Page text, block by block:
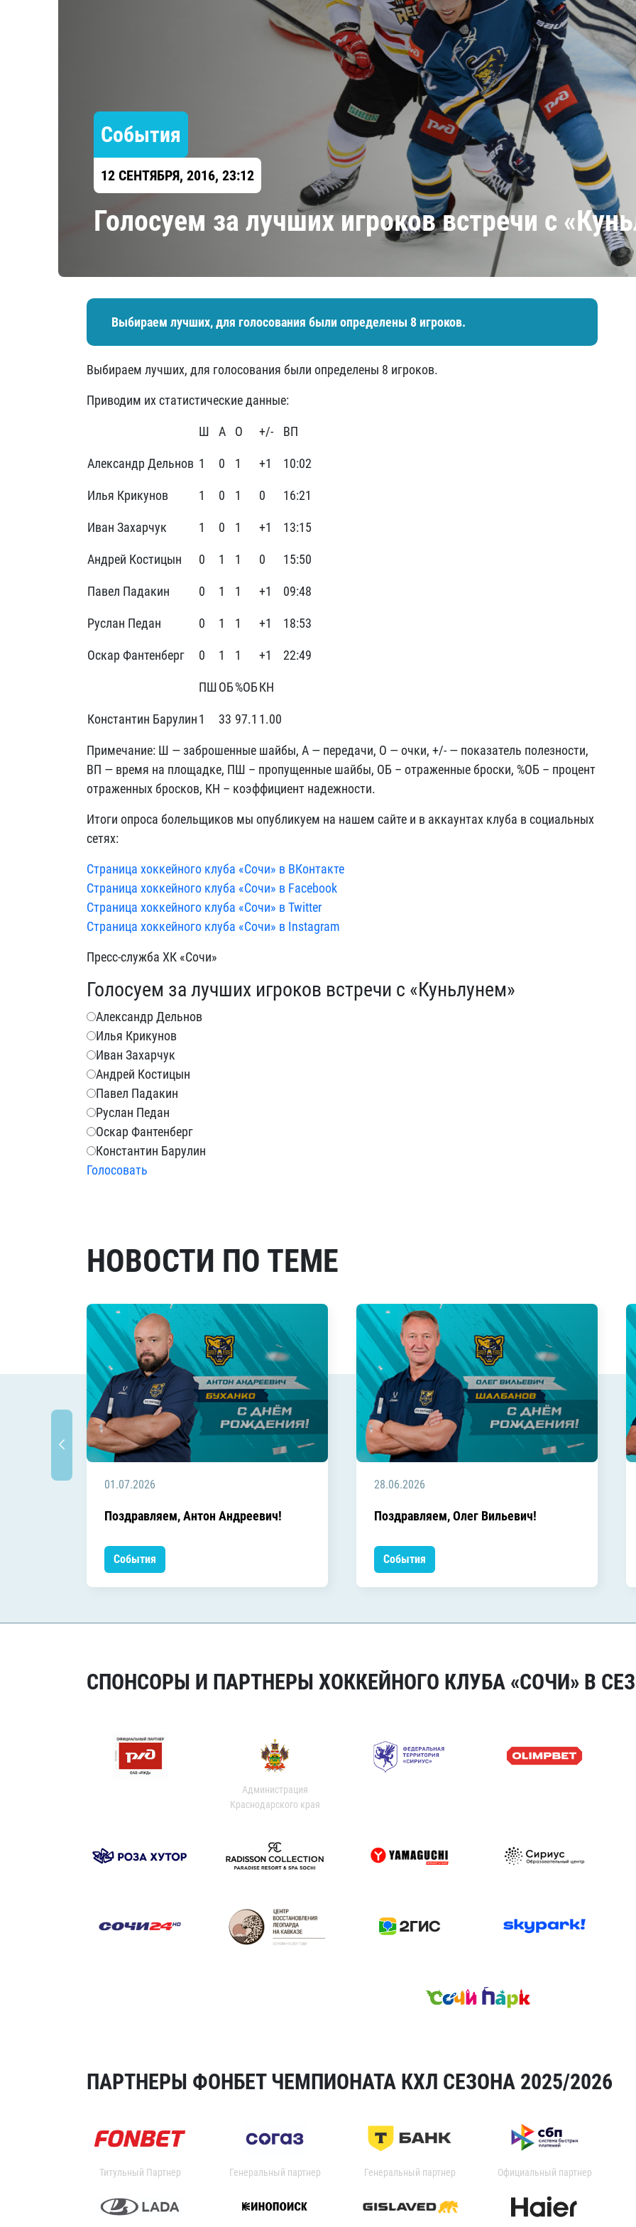
Амур
Барыс
Салават Юлаев
Сибирь
События
12 СЕНТЯБРЯ, 2016, 23:12
Голосуем за лучших игроков встречи с
Выбираем лучших, для голосования были определены 8 игроков.
Выбираем лучших, для голосования были определены 8 игроков.
Приводим их статистические данные:
Ш А О +/- ВП
Александр Дельнов 1 0 1 +1 10:02
Илья Крикунов 1 0 1 0 16:21
Иван Захарчук 1 0 1 +1 13:15
Андрей Костицын 0 1 1 0 15:50
Павел Падакин 0 1 1 +1 09:48
Руслан Педан 0 1 1 +1 18:53
Оскар Фантенберг 0 1 1 +1 22:49
ПШОБ%ОБКН
Константин Барулин1 33 97.1 1.00
Примечание: Ш — заброшенные шайбы, А — передачи, О — очки, +/- — показатель полезности,
ВП — время на площадке, ПШ – пропущенные шайбы, ОБ – отраженные броски, %ОБ – процент
отраженных бросков, КН – коэффициент надежности.
Итоги опроса болельщиков мы опубликуем на нашем сайте и в аккаунтах клуба в социальных
сетях:
Страница хоккейного клуба «Сочи» в ВКонтакте
Страница хоккейного клуба «Сочи» в Facebook
Страница хоккейного клуба «Сочи» в Twitter
Страница хоккейного клуба «Сочи» в Instagram
Пресс-служба ХК «Сочи»
Голосуем за лучших игроков встречи с «Куньлунем»
Александр Дельнов
Илья Крикунов
Иван Захарчук
Андрей Костицын
Павел Падакин
Руслан Педан
Оскар Фантенберг
Константин Барулин
Голосовать
НОВОСТИ ПО ТЕМЕ
01.07.2026
Поздравляем, Антон Андреевич!
События
28.06.2026
Поздравляем, Олег Вильевич!
События
СПОНСОРЫ И ПАРТНЕРЫ ХОККЕЙНОГО КЛУБА «СОЧИ» В
Администрация
Краснодарского края
ПАРТНЕРЫ ФОНБЕТ ЧЕМПИОНАТА КХЛ СЕЗОНА 2025/2026
Титульный Партнер Генеральный партнер Генеральный партнер Официальный партнер